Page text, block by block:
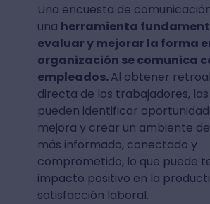
Una encuesta de
una herramienta
evaluar y mejorar la forma
organización se comunica
empleados.Al obtener
directa de los trabajadores,
pueden identificar
mejora y crear un ambiente
más informado, conectado y
comprometido, lo que puede
impacto positivo en la
satisfacción laboral.